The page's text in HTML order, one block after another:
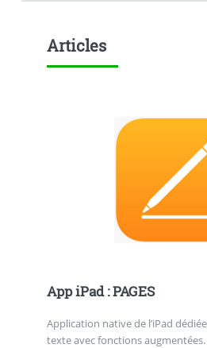
Articles
App iPad : PAGES
Application native de l’iPad
texte avec fonctions augmentées.